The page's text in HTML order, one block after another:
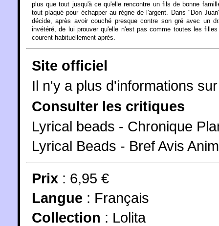
plus que tout jusqu'à ce qu'elle rencontre un fils de bonne
tout plaqué pour échapper au règne de l'argent. Dans "Don
décide, après avoir couché presque contre son gré avec un
invétéré, de lui prouver qu'elle n'est pas comme toutes les
courent habituellement après.
Site officiel
Il n'y a plus d'informations
Consulter les critiques
Lyrical beads - Chronique
Lyrical Beads - Bref Avis
Prix : 6,95 €
Langue : Français
Collection : Lolita